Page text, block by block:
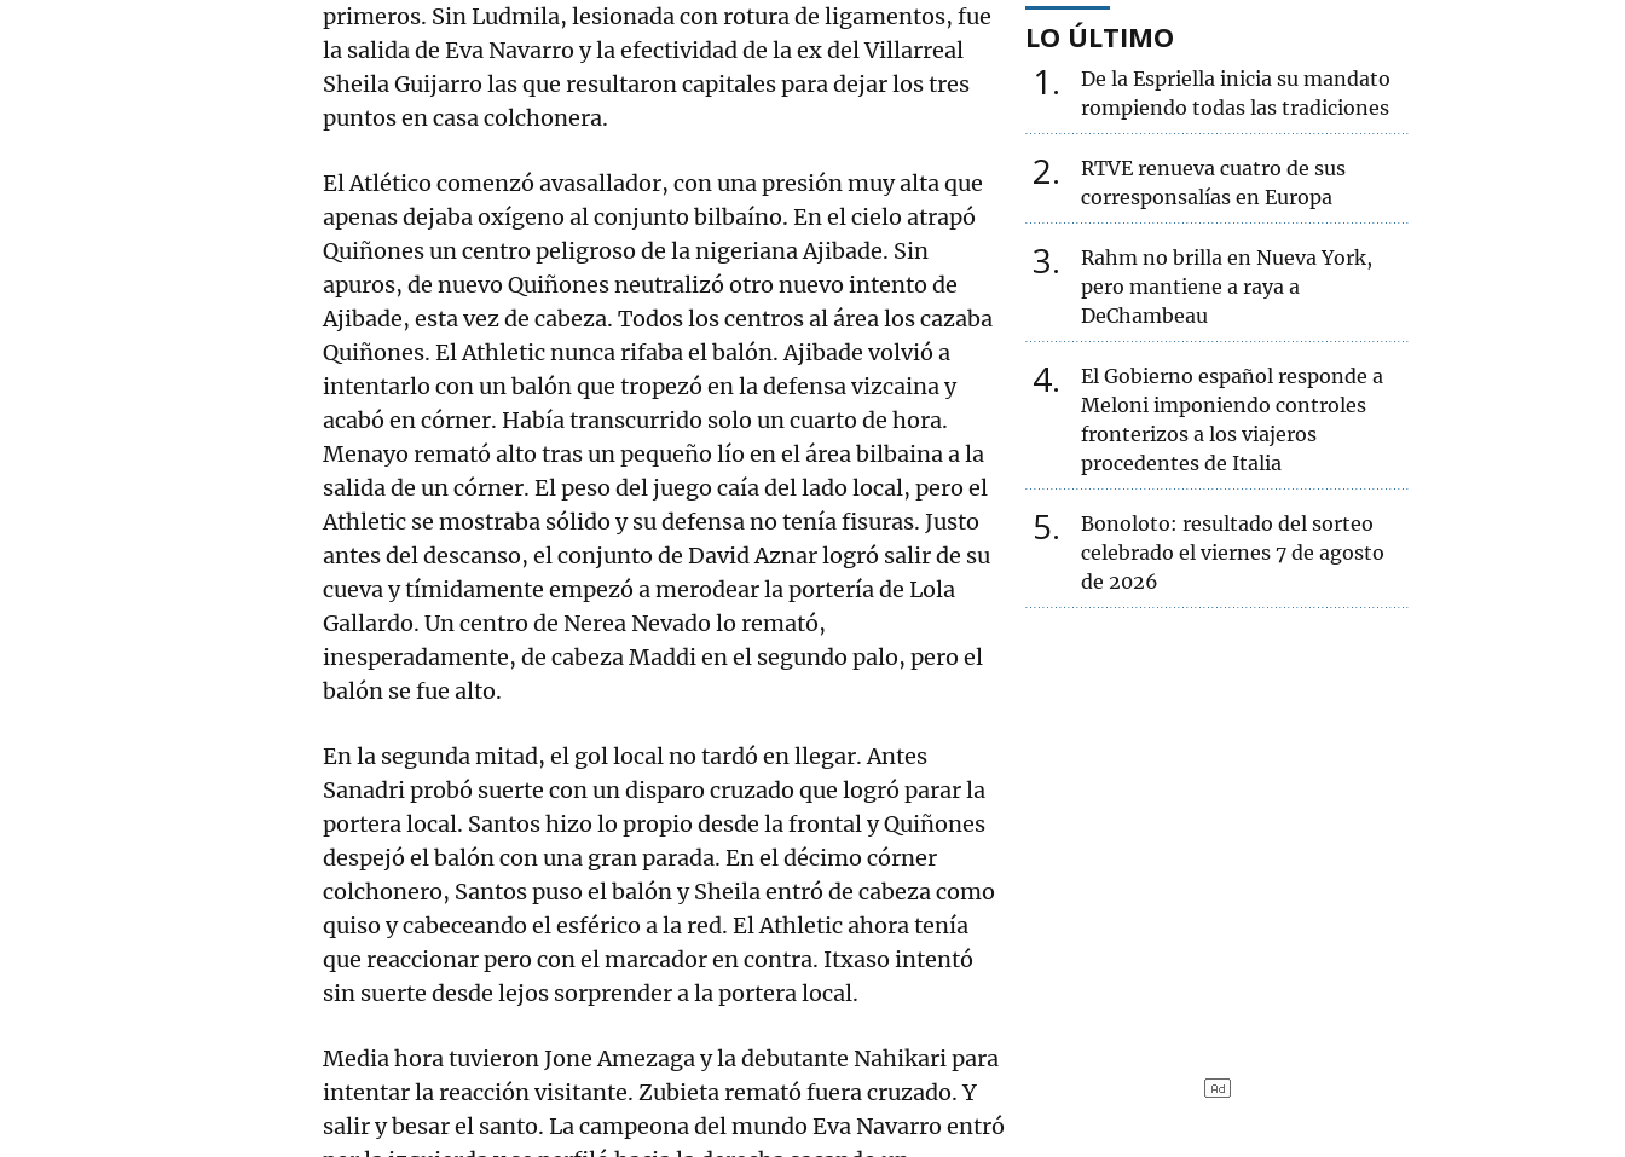
primeros. Sin Ludmila, lesionada con rotura de ligamentos, fue
la salida de Eva Navarro y la efectividad de la ex del Villarreal
Sheila Guijarro las que resultaron capitales para dejar los tres
puntos en casa colchonera.
El Atlético comenzó avasallador, con una presión muy alta que
apenas dejaba oxígeno al conjunto bilbaíno. En el cielo atrapó
Quiñones un centro peligroso de la nigeriana Ajibade. Sin
apuros, de nuevo Quiñones neutralizó otro nuevo intento de
Ajibade, esta vez de cabeza. Todos los centros al área los cazaba
Quiñones. El Athletic nunca rifaba el balón. Ajibade volvió a
intentarlo con un balón que tropezó en la defensa vizcaina y
acabó en córner. Había transcurrido solo un cuarto de hora.
Menayo remató alto tras un pequeño lío en el área bilbaina a la
salida de un córner. El peso del juego caía del lado local, pero el
Athletic se mostraba sólido y su defensa no tenía fisuras. Justo
antes del descanso, el conjunto de David Aznar logró salir de su
cueva y tímidamente empezó a merodear la portería de Lola
Gallardo. Un centro de Nerea Nevado lo remató,
inesperadamente, de cabeza Maddi en el segundo palo, pero el
balón se fue alto.
En la segunda mitad, el gol local no tardó en llegar. Antes
Sanadri probó suerte con un disparo cruzado que logró parar la
portera local. Santos hizo lo propio desde la frontal y Quiñones
despejó el balón con una gran parada. En el décimo córner
colchonero, Santos puso el balón y Sheila entró de cabeza como
quiso y cabeceando el esférico a la red. El Athletic ahora tenía
que reaccionar pero con el marcador en contra. Itxaso intentó
sin suerte desde lejos sorprender a la portera local.
Media hora tuvieron Jone Amezaga y la debutante Nahikari para
intentar la reacción visitante. Zubieta remató fuera cruzado. Y
salir y besar el santo. La campeona del mundo Eva Navarro entró
LO ÚLTIMO
1
De la Espriella inicia su mandato
rompiendo todas las tradiciones
2
RTVE renueva cuatro de sus
corresponsalías en Europa
3
Rahm no brilla en Nueva York,
pero mantiene a raya a
DeChambeau
4
El Gobierno español responde a
Meloni imponiendo controles
fronterizos a los viajeros
procedentes de Italia
5
Bonoloto: resultado del sorteo
celebrado el viernes 7 de agosto
de 2026